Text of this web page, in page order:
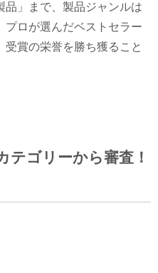
品」まで、製品ジャンルは
プロが選んだベストセラー
受賞の栄誉を勝ち獲ること
テゴリーから審査！